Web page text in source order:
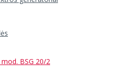
BSG 20/2